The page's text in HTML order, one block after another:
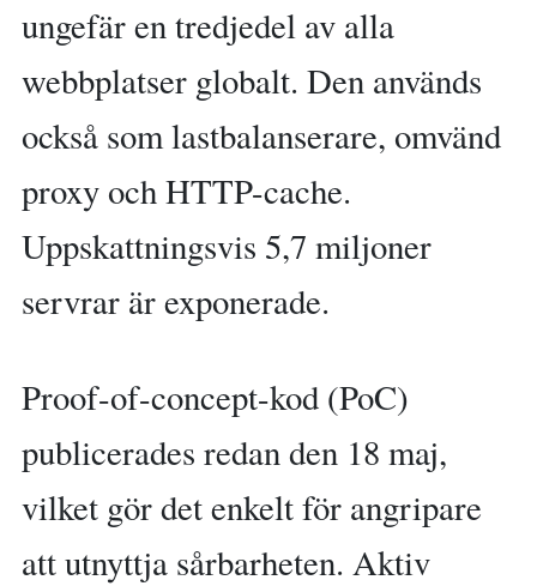
ungefär en tredjedel av alla
webbplatser globalt. Den används
också som lastbalanserare, omvänd
proxy och HTTP-cache.
Uppskattningsvis 5,7 miljoner
servrar är exponerade.
Proof-of-concept-kod (PoC)
publicerades redan den 18 maj,
vilket gör det enkelt för angripare
att utnyttja sårbarheten. Aktiv